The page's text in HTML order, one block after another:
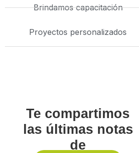
Brindamos capacitación
Proyectos personalizados
Te compartimos
las últimas notas
de